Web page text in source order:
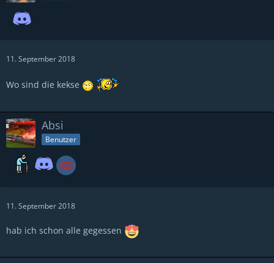
11. September 2018
Wo sind die kekse
Absi
Benutzer
11. September 2018
hab ich schon alle gegessen